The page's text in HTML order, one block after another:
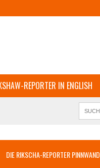
REPORTER IN ENGLISH
DIE RIKSCHA-REPORTER PINNWAND